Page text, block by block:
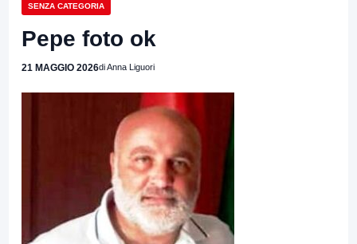
SENZA CATEGORIA
Pepe foto ok
21 MAGGIO 2026di Anna Liguori